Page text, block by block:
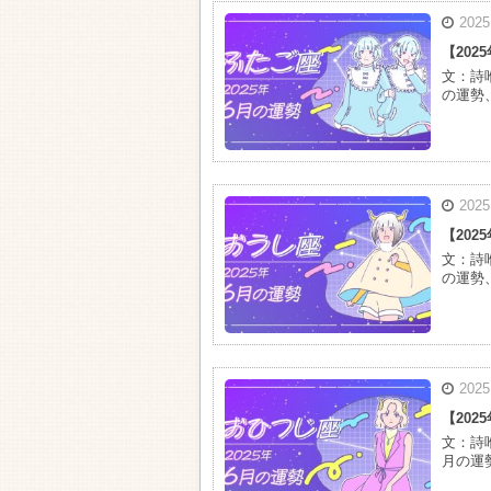
【
文：詩
の運勢
【
文：詩
の運勢
【
文：詩
月の運